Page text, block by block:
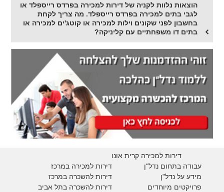
הוצאות נלוות לקניה של דירות למכירה בפרדס רייספלד או
לגבי בתים למכירה בפרדס רייספלד. מה צריך לקחת
בחשבון לפני שקונים וילות למכירה או קוטג'ים למכירה או
בתים דו משפחתיים עם קליניקה?
דירות למכירה קרית אונו
דירות למכירה במרכז
דירות להשכרה במרכז
דירות להשכרה בתל אביב
עבודה בתחום נדל"ן
מידע על נדל"ן
פרויקטים מיוחדים